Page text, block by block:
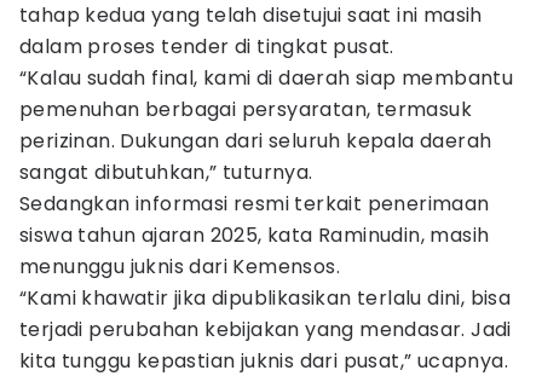
tahap kedua yang telah disetujui saat ini masih
dalam proses tender di tingkat pusat.
“Kalau sudah final, kami di daerah siap membantu
pemenuhan berbagai persyaratan, termasuk
perizinan. Dukungan dari seluruh kepala daerah
sangat dibutuhkan,” tuturnya.
Sedangkan informasi resmi terkait penerimaan
siswa tahun ajaran 2025, kata Raminudin, masih
menunggu juknis dari Kemensos.
“Kami khawatir jika dipublikasikan terlalu dini, bisa
terjadi perubahan kebijakan yang mendasar. Jadi
kita tunggu kepastian juknis dari pusat,” ucapnya.